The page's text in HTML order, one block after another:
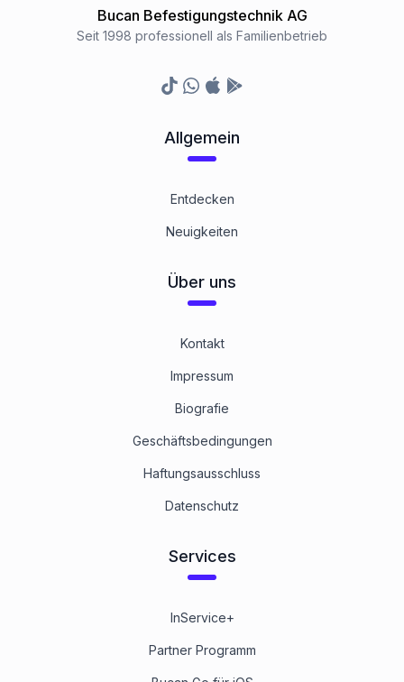
Bucan Befestigungstechnik AG
Seit 1998 professionell als Familienbetrieb
TikTokWhatsapp
Appstore
Google Play Store
Allgemein
Entdecken
Neuigkeiten
Über uns
Kontakt
Impressum
Biografie
Geschäftsbedingungen
Haftungsausschluss
Datenschutz
Services
InService+
Partner Programm